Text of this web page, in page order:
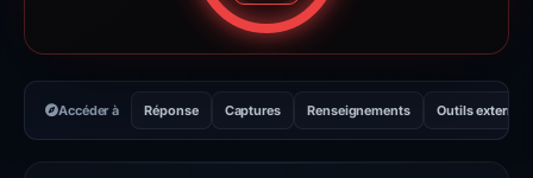
Accéder à Réponse Captures Renseignements Outils externes